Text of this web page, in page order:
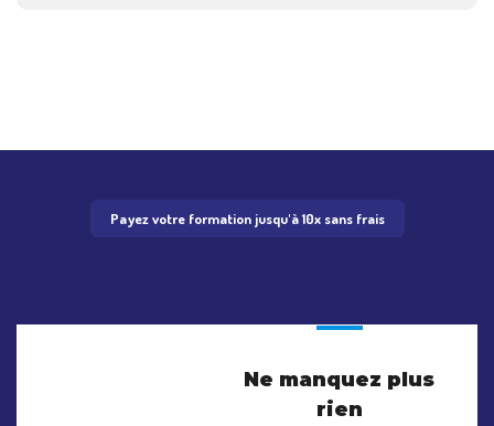
Payez votre formation jusqu'à 10x sans frais
Ne manquez plus
rien